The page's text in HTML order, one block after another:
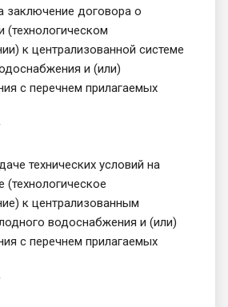
заключение договора о
(технологическом
к централизованной системе
и (или)
с перечнем прилагаемых
технических условий на
(технологическое
к централизованным
водоснабжения и (или)
с перечнем прилагаемых